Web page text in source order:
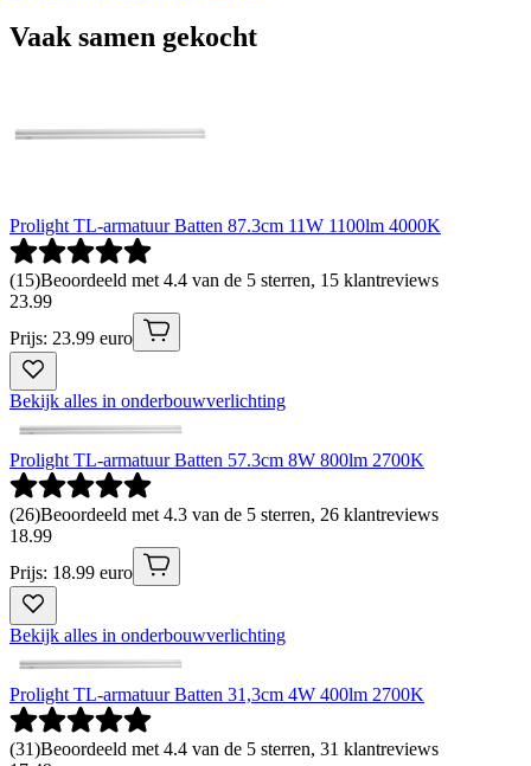
Vaak samen gekocht
Prolight TL-armatuur Batten 87.3cm 11W 1100lm 4000K
(15)Beoordeeld met 4.4 van de 5 sterren, 15 klantreviews
23.99
Prijs: 23.99 euro
Bekijk alles in onderbouwverlichting
Prolight TL-armatuur Batten 57.3cm 8W 800lm 2700K
(26)Beoordeeld met 4.3 van de 5 sterren, 26 klantreviews
18.99
Prijs: 18.99 euro
Bekijk alles in onderbouwverlichting
Prolight TL-armatuur Batten 31,3cm 4W 400lm 2700K
(31)Beoordeeld met 4.4 van de 5 sterren, 31 klantreviews